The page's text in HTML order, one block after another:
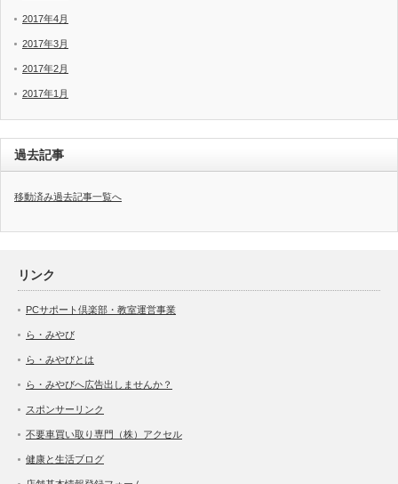
2017年4月
2017年3月
2017年2月
2017年1月
過去記事
移動済み過去記事一覧へ
リンク
PCサポート倶楽部・教室運営事業
ら・みやび
ら・みやびとは
ら・みやびへ広告出しませんか？
スポンサーリンク
不要車買い取り専門（株）アクセル
健康と生活ブログ